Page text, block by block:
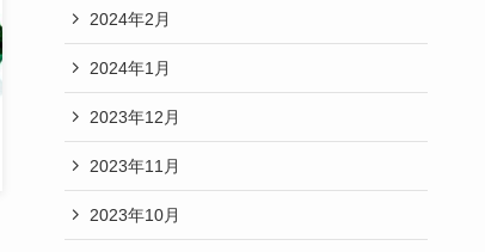
2024年2月
2024年1月
2023年12月
2023年11月
2023年10月